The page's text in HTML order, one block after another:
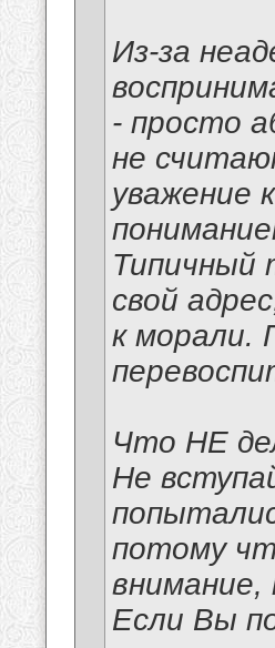
Из-за
- просто
не
уважение
Типичный
свой
к морали.
Что НЕ
Не
потому
Если Вы